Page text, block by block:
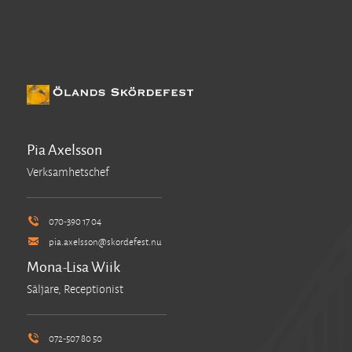
Pia Axelsson
Verksamhetschef
070-390 17 04
pia.axelsson@skordefest.nu
Mona-Lisa Wiik
Säljare, Receptionist
072-507 80 50